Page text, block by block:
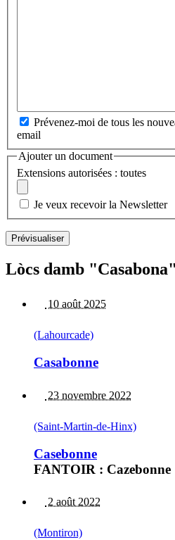
Prévenez-moi de tous les
email
Ajouter un document
Extensions autorisées : toutes
Je veux recevoir la Newsletter
Lòcs damb
10 août 2025
(Lahourcade)
Casabonne
23 novembre 2022
(Saint-Martin-de-Hinx)
Casebonne
FANTOIR : Cazebonne
2 août 2022
(Montiron)